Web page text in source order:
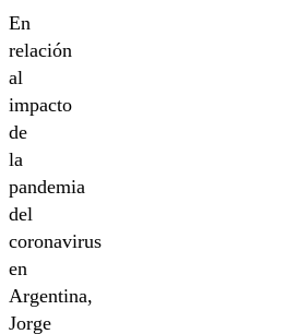
En
relación
al
impacto
de
la
pandemia
del
coronavirus
en
Argentina,
Jorge